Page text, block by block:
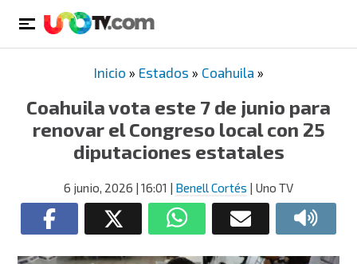
Inicio » Estados » Coahuila »
Coahuila vota este 7 de junio para
renovar el Congreso local con 25
diputaciones estatales
6 junio, 2026 | 16:01 | Benell Cortés | Uno TV